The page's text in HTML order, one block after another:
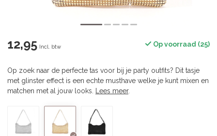
12,95 Incl. btw Op voorraad (25)
Op zoek naar de perfecte tas voor bij je party outfits? Dit tasje
met glinster effect is een echte musthave welke je kunt mixen en
matchen met al jouw looks.
Lees meer.